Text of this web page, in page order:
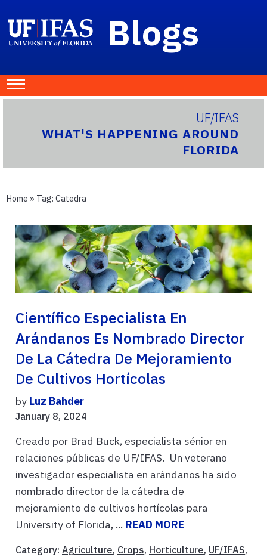
Blogs
UF/IFAS
WHAT'S HAPPENING AROUND
FLORIDA
Home » Tag: Catedra
Científico Especialista En
Arándanos Es Nombrado Director
De La Cátedra De Mejoramiento
De Cultivos Hortícolas
by Luz Bahder
January 8, 2024
Creado por Brad Buck, especialista sénior en
relaciones públicas de UF/IFAS. Un veterano
investigador especialista en arándanos ha sido
nombrado director de la cátedra de
mejoramiento de cultivos hortícolas para
University of Florida, ... READ MORE
Category: Agriculture, Crops, Horticulture, UF/IFAS,